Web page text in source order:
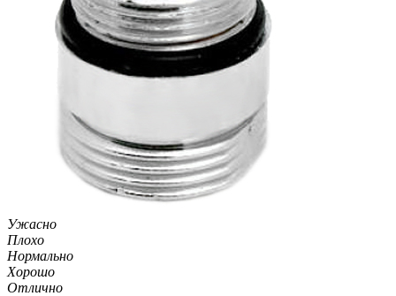
Ужасно
Плохо
Нормально
Хорошо
Отлично